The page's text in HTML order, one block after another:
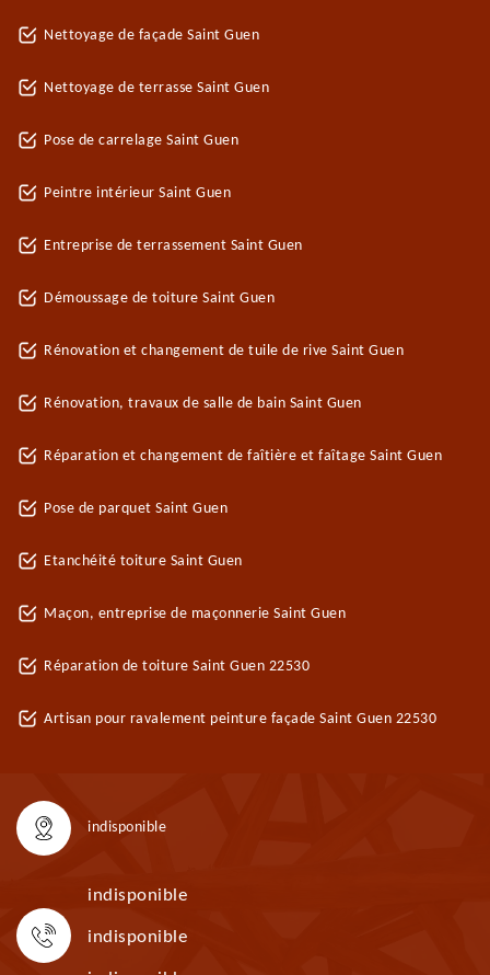
Nettoyage de façade Saint Guen
Nettoyage de terrasse Saint Guen
Pose de carrelage Saint Guen
Peintre intérieur Saint Guen
Entreprise de terrassement Saint Guen
Démoussage de toiture Saint Guen
Rénovation et changement de tuile de rive Saint Guen
Rénovation, travaux de salle de bain Saint Guen
Réparation et changement de faîtière et faîtage Saint Guen
Pose de parquet Saint Guen
Etanchéité toiture Saint Guen
Maçon, entreprise de maçonnerie Saint Guen
Réparation de toiture Saint Guen 22530
Artisan pour ravalement peinture façade Saint Guen 22530
indisponible
indisponible
indisponible